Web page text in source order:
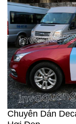
Chuyên Dán